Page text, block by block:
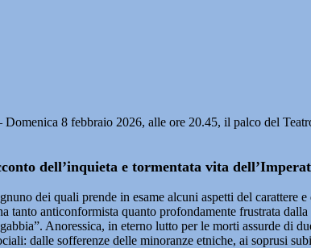
8 febbraio 2026, alle ore 20.45, il palco del
dell’inquieta e tormentata vita
dei quali prende in esame alcuni aspetti del carattere
tanto anticonformista quanto profondamente frustrata
Anoressica, in eterno lutto per le morti assurde di
dalle sofferenze delle minoranze etniche, ai soprusi